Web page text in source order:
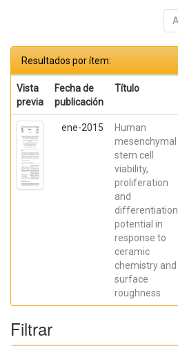
Resultados por ítem:
Vista
previa
Fecha de
publicación
Título
ene-2015
Human
mesenchymal
stem cell
viability,
proliferation
and
differentiation
potential in
response to
ceramic
chemistry and
surface
roughness
Filtrar